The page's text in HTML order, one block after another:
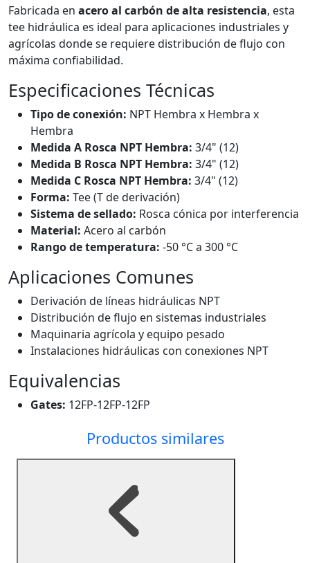
Fabricada en acero al carbón de alta resistencia, esta
tee hidráulica es ideal para aplicaciones industriales y
agrícolas donde se requiere distribución de flujo con
máxima confiabilidad.
Especificaciones Técnicas
Tipo de conexión: NPT Hembra x Hembra x
Hembra
Medida A Rosca NPT Hembra: 3/4" (12)
Medida B Rosca NPT Hembra: 3/4" (12)
Medida C Rosca NPT Hembra: 3/4" (12)
Forma: Tee (T de derivación)
Sistema de sellado: Rosca cónica por interferencia
Material: Acero al carbón
Rango de temperatura: -50 °C a 300 °C
Aplicaciones Comunes
Derivación de líneas hidráulicas NPT
Distribución de flujo en sistemas industriales
Maquinaria agrícola y equipo pesado
Instalaciones hidráulicas con conexiones NPT
Equivalencias
Gates: 12FP-12FP-12FP
Productos similares